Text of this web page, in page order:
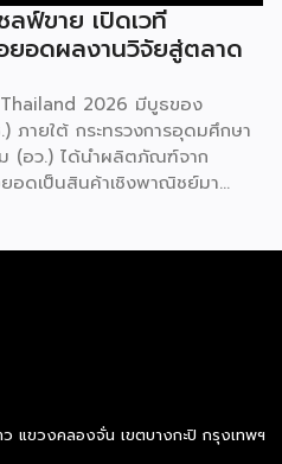
ลฟ์ขาย เปิดเวที
อดผลงานวิจัยสู่ตลาด
2026 มีบูธของ
ภายใต้ กระทรวงการอุดมศึกษา
(อว.) ได้นำผลิตภัณฑ์จาก
อดเป็นสินค้าเชิงพาณิชย์มา
กรรมที่นำมาจัดแสดงในบูธ
นับสนุนภายใต้ชุดโครงการ
ในเชิงพาณิชย์ ไม่ใช่แค่งาน
นำมาโชว์ในบูธจึงเป็นผลิตภัณฑ์
แขวงคลองจั่น เขตบางกะปิ กรุงเทพฯ